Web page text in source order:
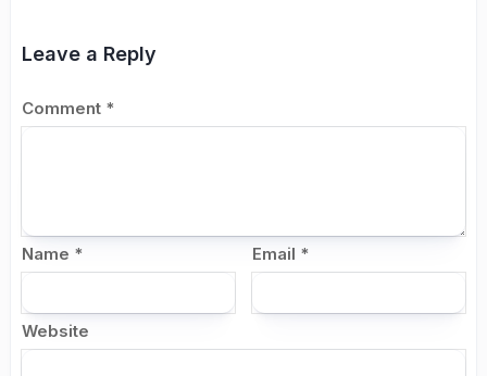
Leave a Reply
Comment *
Name * Email *
Website